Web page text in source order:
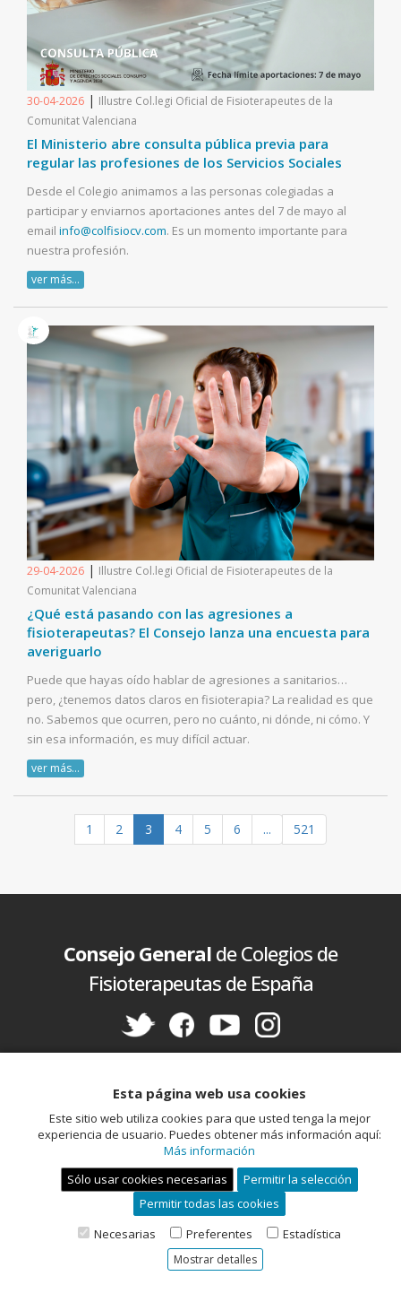
30-04-2026 | Illustre Col.legi Oficial de Fisioterapeutes de la
Comunitat Valenciana
El Ministerio abre consulta pública previa para
regular las profesiones de los Servicios Sociales
Desde el Colegio animamos a las personas colegiadas a
participar y enviarnos aportaciones antes del 7 de mayo al
email info@colfisiocv.com. Es un momento importante para
nuestra profesión.
ver más...
29-04-2026 | Illustre Col.legi Oficial de Fisioterapeutes de la
Comunitat Valenciana
¿Qué está pasando con las agresiones a
fisioterapeutas? El Consejo lanza una encuesta para
averiguarlo
Puede que hayas oído hablar de agresiones a sanitarios…
pero, ¿tenemos datos claros en fisioterapia? La realidad es que
no. Sabemos que ocurren, pero no cuánto, ni dónde, ni cómo. Y
sin esa información, es muy difícil actuar.
ver más...
1 2 3 4 5 6 ... 521
Consejo General de Colegios de
Fisioterapeutas de España
Miembro de la Unión Profesional
Esta página web usa cookies
Este sitio web utiliza cookies para que usted tenga la mejor
experiencia de usuario. Puedes obtener más información aquí:
Más información
Sólo usar cookies necesarias
Permitir la selección
Permitir todas las cookies
Necesarias
Preferentes Estadística
Mostrar detalles